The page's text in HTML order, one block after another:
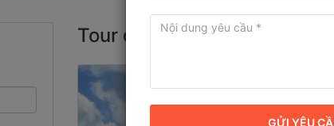
Tour du lịch Cổ Lũng,